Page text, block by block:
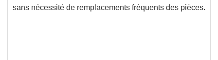
sans nécessité de remplacements fréquents des pièces.